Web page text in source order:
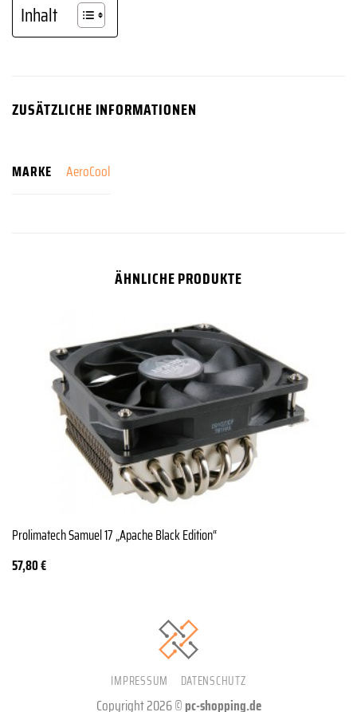
Inhalt
ZUSÄTZLICHE INFORMATIONEN
MARKE AeroCool
ÄHNLICHE PRODUKTE
Prolimatech Samuel 17 „Apache Black Edition“
57,80€
IMPRESSUM DATENSCHUTZ
Copyright 2026 ©pc-shopping.de